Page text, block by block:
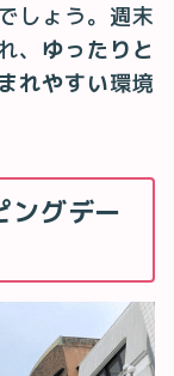
しょう。週末
、 ゆったりと
れやすい環境
ングデー